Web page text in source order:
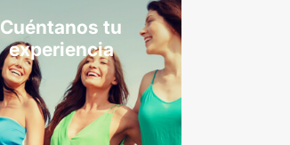
Cuéntanos tu
experiencia